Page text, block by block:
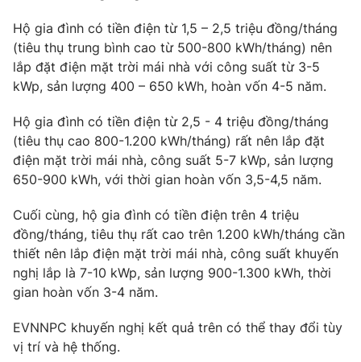
Emagazine Podcast
Photo Infographic
Video Shorts video
VTV Money VTV Thể thao
VTV Sức khoẻ Bất động sản
Thị trường 24h Tấm lòng Việt
VTV4 Vươn mình bằng AI
Hộ gia đình có tiền điện từ 1,5 – 2,5 triệu đồng/tháng
(tiêu thụ trung bình cao từ 500-800 kWh/tháng) nên
lắp đặt điện mặt trời mái nhà với công suất từ 3-5
kWp, sản lượng 400 – 650 kWh, hoàn vốn 4-5 năm.
Hộ gia đình có tiền điện từ 2,5 - 4 triệu đồng/tháng
(tiêu thụ cao 800-1.200 kWh/tháng) rất nên lắp đặt
điện mặt trời mái nhà, công suất 5-7 kWp, sản lượng
650-900 kWh, với thời gian hoàn vốn 3,5-4,5 năm.
Cuối cùng, hộ gia đình có tiền điện trên 4 triệu
đồng/tháng, tiêu thụ rất cao trên 1.200 kWh/tháng cần
thiết nên lắp điện mặt trời mái nhà, công suất khuyến
nghị lắp là 7-10 kWp, sản lượng 900-1.300 kWh, thời
gian hoàn vốn 3-4 năm.
EVNNPC khuyến nghị kết quả trên có thể thay đổi tùy
vị trí và hệ thống.